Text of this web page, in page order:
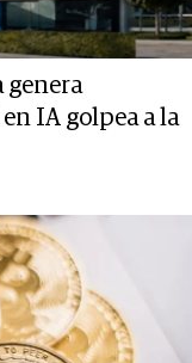
genera
IA golpea a la